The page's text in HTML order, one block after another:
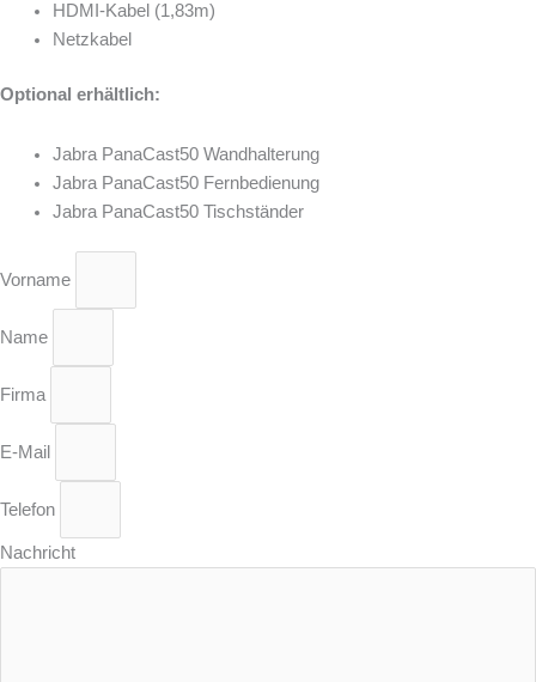
HDMI-Kabel (1,83m)
Netzkabel
Optional erhältlich:
Jabra PanaCast50 Wandhalterung
Jabra PanaCast50 Fernbedienung
Jabra PanaCast50 Tischständer
Vorname
Name
Firma
E-Mail
Telefon
Nachricht